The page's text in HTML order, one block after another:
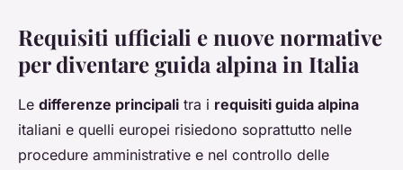
Requisiti ufficiali e nuove normative
per diventare guida alpina in Italia
Le differenze principali tra i requisiti guida alpina
italiani e quelli europei risiedono soprattutto nelle
procedure amministrative e nel controllo delle